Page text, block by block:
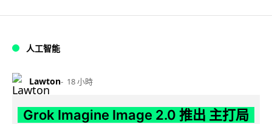
人工智能
Lawton 18 小時
Grok Imagine Image 2.0 推出 主打局